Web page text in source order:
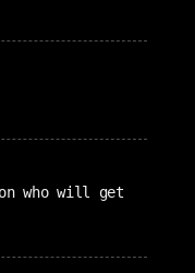
who will get